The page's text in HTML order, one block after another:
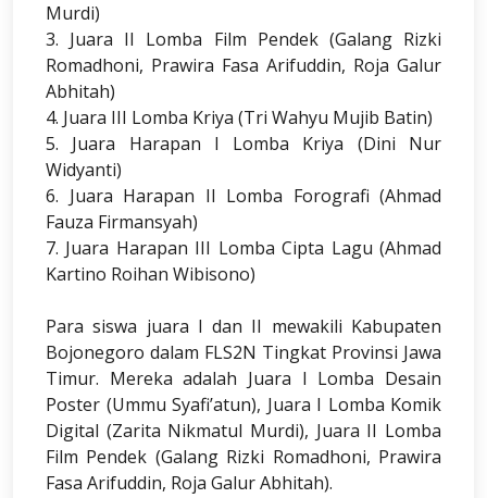
Murdi)
3. Juara II Lomba Film Pendek (Galang Rizki
Romadhoni, Prawira Fasa Arifuddin, Roja Galur
Abhitah)
4. Juara III Lomba Kriya (Tri Wahyu Mujib Batin)
5. Juara Harapan I Lomba Kriya (Dini Nur
Widyanti)
6. Juara Harapan II Lomba Forografi (Ahmad
Fauza Firmansyah)
7. Juara Harapan III Lomba Cipta Lagu (Ahmad
Kartino Roihan Wibisono)
Para siswa juara I dan II mewakili Kabupaten
Bojonegoro dalam FLS2N Tingkat Provinsi Jawa
Timur. Mereka adalah Juara I Lomba Desain
Poster (Ummu Syafi’atun), Juara I Lomba Komik
Digital (Zarita Nikmatul Murdi), Juara II Lomba
Film Pendek (Galang Rizki Romadhoni, Prawira
Fasa Arifuddin, Roja Galur Abhitah).